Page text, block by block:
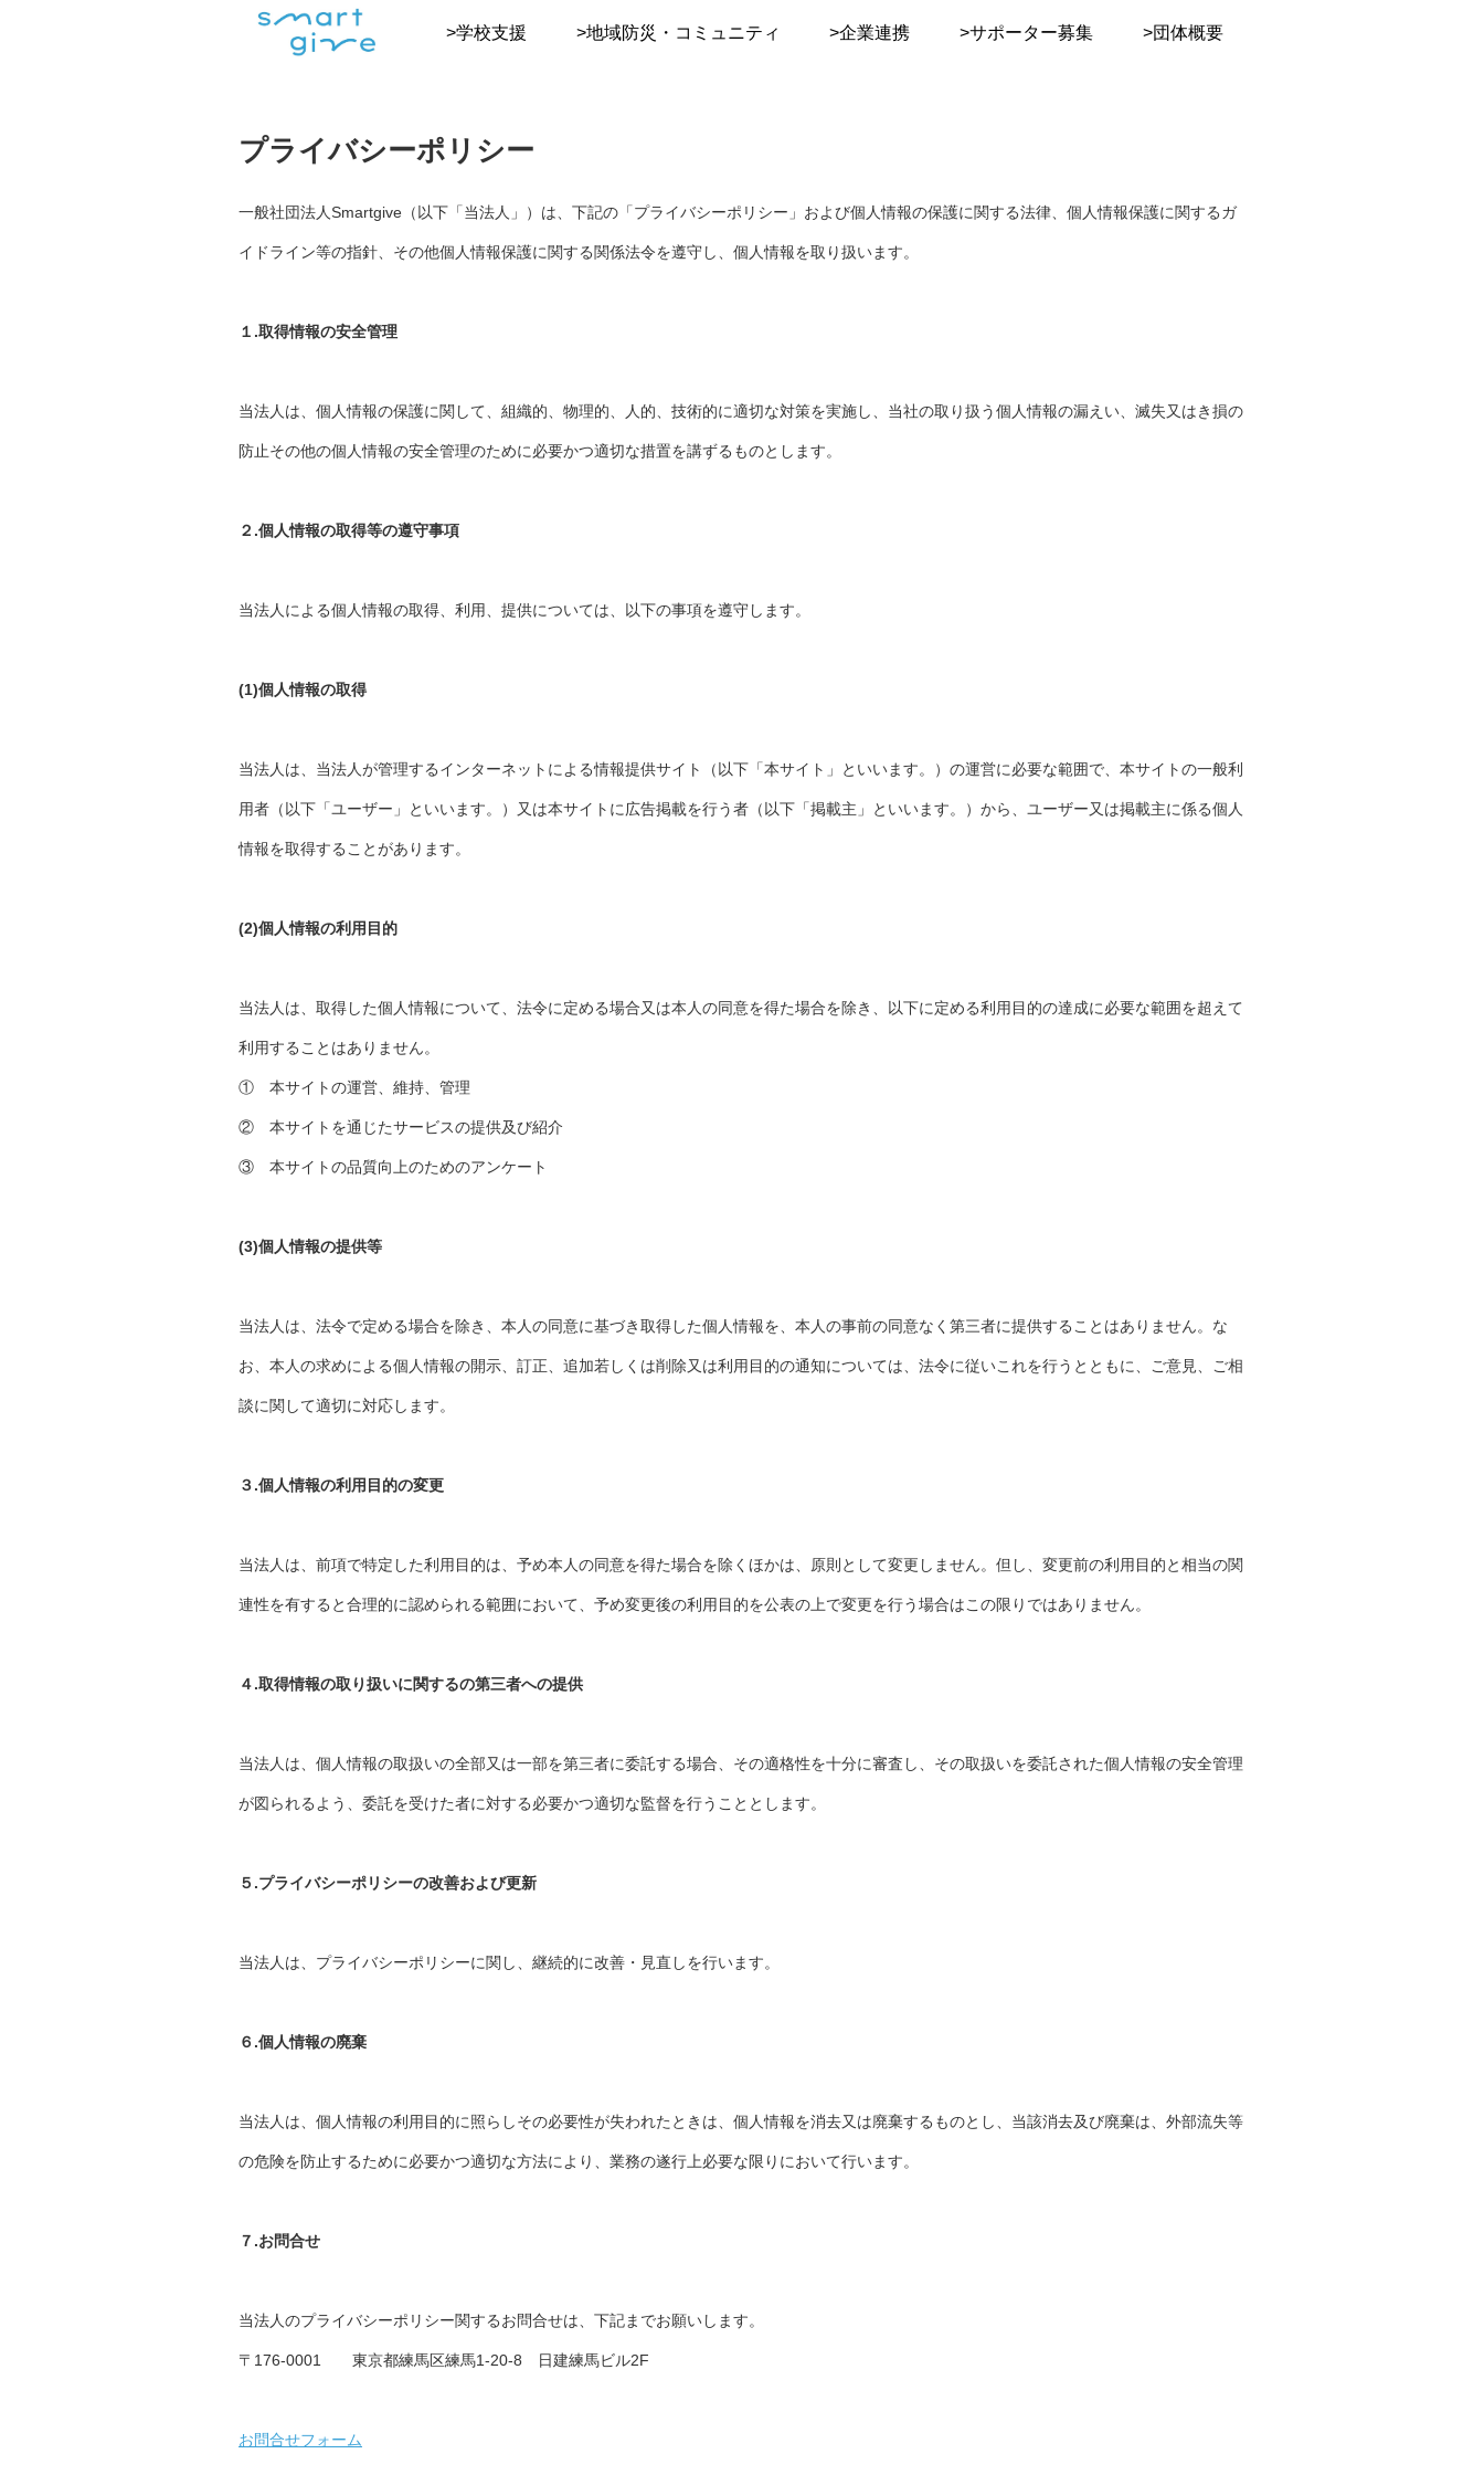
>学校支援 >地域防災・コミュニティ >企業連携 >サポーター募集 >団体概要
プライバシーポリシー
一般社団法人Smartgive（以下「当法人」）は、下記の「プライバシーポリシー」および個人情報の保護に関する法律、個人情報保護に関するガ
イドライン等の指針、その他個人情報保護に関する関係法令を遵守し、個人情報を取り扱います。
１.取得情報の安全管理
当法人は、個人情報の保護に関して、組織的、物理的、人的、技術的に適切な対策を実施し、当社の取り扱う個人情報の漏えい、滅失又はき損の
防止その他の個人情報の安全管理のために必要かつ適切な措置を講ずるものとします。
２.個人情報の取得等の遵守事項
当法人による個人情報の取得、利用、提供については、以下の事項を遵守します。
(1)個人情報の取得
当法人は、当法人が管理するインターネットによる情報提供サイト（以下「本サイト」といいます。）の運営に必要な範囲で、本サイトの一般利
用者（以下「ユーザー」といいます。）又は本サイトに広告掲載を行う者（以下「掲載主」といいます。）から、ユーザー又は掲載主に係る個人
情報を取得することがあります。
(2)個人情報の利用目的
当法人は、取得した個人情報について、法令に定める場合又は本人の同意を得た場合を除き、以下に定める利用目的の達成に必要な範囲を超えて
利用することはありません。
① 本サイトの運営、維持、管理
② 本サイトを通じたサービスの提供及び紹介
③ 本サイトの品質向上のためのアンケート
(3)個人情報の提供等
当法人は、法令で定める場合を除き、本人の同意に基づき取得した個人情報を、本人の事前の同意なく第三者に提供することはありません。な
お、本人の求めによる個人情報の開示、訂正、追加若しくは削除又は利用目的の通知については、法令に従いこれを行うとともに、ご意見、ご相
談に関して適切に対応します。
３.個人情報の利用目的の変更
当法人は、前項で特定した利用目的は、予め本人の同意を得た場合を除くほかは、原則として変更しません。但し、変更前の利用目的と相当の関
連性を有すると合理的に認められる範囲において、予め変更後の利用目的を公表の上で変更を行う場合はこの限りではありません。
４.取得情報の取り扱いに関するの第三者への提供
当法人は、個人情報の取扱いの全部又は一部を第三者に委託する場合、その適格性を十分に審査し、その取扱いを委託された個人情報の安全管理
が図られるよう、委託を受けた者に対する必要かつ適切な監督を行うこととします。
５.プライバシーポリシーの改善および更新
当法人は、プライバシーポリシーに関し、継続的に改善・見直しを行います。
６ .個人情報の廃棄
当法人は、個人情報の利用目的に照らしその必要性が失われたときは、個人情報を消去又は廃棄するものとし、当該消去及び廃棄は、外部流失等
の危険を防止するために必要かつ適切な方法により、業務の遂行上必要な限りにおいて行います。
７.お問合せ
当法人のプライバシーポリシー関するお問合せは、下記までお願いします。
〒176-0001 東京都練馬区練馬1-20-8 日建練馬ビル2F
お問合せフォーム